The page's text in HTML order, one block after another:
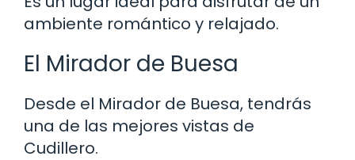
ambiente romántico y relajado.
El Mirador de Buesa
Desde el Mirador de Buesa, tendrás
una de las mejores vistas de
Cudillero.